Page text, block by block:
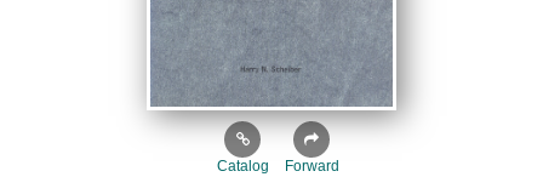
Catalog Forward